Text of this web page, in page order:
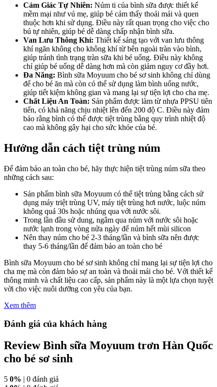
Cảm Giác Tự Nhiên: Núm ti của bình sữa được thiết kế
mềm mại như vú mẹ, giúp bé cảm thấy thoải mái và quen
thuộc hơn khi sử dụng. Điều này rất quan trọng cho việc cho
bú tự nhiên, giúp bé dễ dàng chấp nhận bình sữa.
Van Lưu Thông Khí: Thiết kế sáng tạo với van lưu thông
khí ngăn không cho không khí từ bên ngoài tràn vào bình,
giúp tránh tình trạng tràn sữa khi bé uống. Điều này không
chỉ giúp bé uống dễ dàng hơn mà còn giảm nguy cơ đầy hơi.
Đa Năng: Bình sữa Moyuum cho bé sơ sinh không chỉ dùng
để cho bé ăn mà còn có thể sử dụng làm bình uống nước,
giúp tiết kiệm không gian và mang lại sự tiện lợi cho cha mẹ.
Chất Liệu An Toàn: Sản phẩm được làm từ nhựa PPSU tiên
tiến, có khả năng chịu nhiệt lên đến 200 độ C. Điều này đảm
bảo rằng bình có thể được tiệt trùng bằng quy trình nhiệt độ
cao mà không gây hại cho sức khỏe của bé.
Hướng dẫn cách tiệt trùng núm
Để đảm bảo an toàn cho bé, hãy thực hiện tiệt trùng núm sữa theo
những cách sau:
Sản phẩm bình sữa Moyuum có thể tiệt trùng bằng cách sử
dụng máy triệt trùng UV, máy tiệt trùng hơi nước, luộc núm
không quá 30s hoặc nhúng qua với nước sôi.
Trong lần đầu sử dung, ngâm qua núm với nước sôi hoặc
nước lạnh trong vòng nửa ngày để núm hết mùi silicon
Nên thay núm cho bé 2-3 tháng/lần và bình sữa nên được
thay 5-6 tháng/lần để đảm bảo an toàn cho bé
Bình sữa Moyuum cho bé sơ sinh không chỉ mang lại sự tiện lợi cho
cha mẹ mà còn đảm bảo sự an toàn và thoải mái cho bé. Với thiết kế
thông minh và chất liệu cao cấp, sản phẩm này là một lựa chọn tuyệt
vời cho việc nuôi dưỡng con yêu của bạn.
Xem thêm
Đánh giá của khách hàng
Review Bình sữa Moyuum trơn Hàn Quốc
cho bé sơ sinh
5 0% | 0 đánh giá